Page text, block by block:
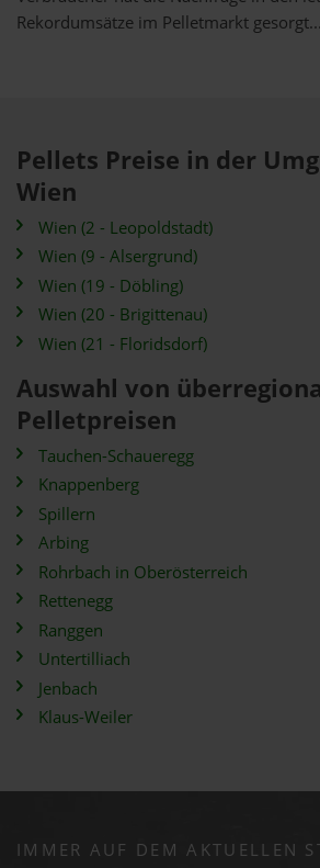
Rekordumsätze im Pelletmarkt
Pellets Preise in der
Wien
Wien (2 - Leopoldstadt)
Wien (9 - Alsergrund)
Wien (19 - Döbling)
Wien (20 - Brigittenau)
Wien (21 - Floridsdorf)
Auswahl von
Pelletpreisen
Tauchen-Schaueregg
Knappenberg
Spillern
Arbing
Rohrbach in Oberösterreich
Rettenegg
Ranggen
Untertilliach
Jenbach
Klaus-Weiler
IMMER AUF DEM AKTUELLEN